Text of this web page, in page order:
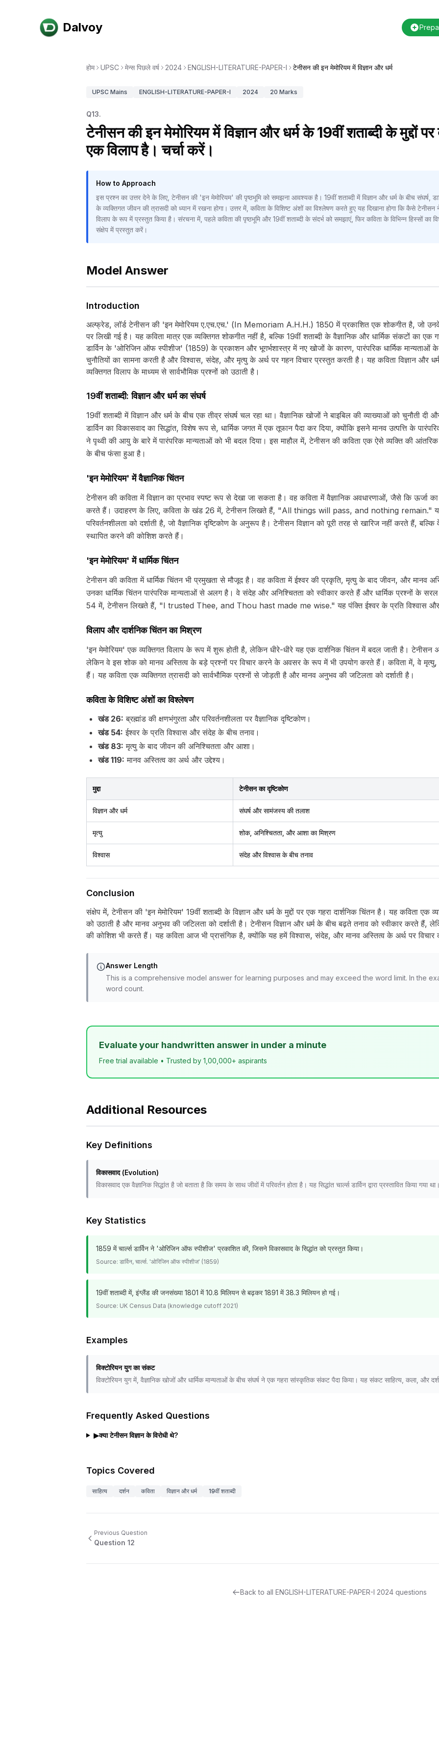
Dalvoy
होम UPSC मेन्स पिछले वर्ष 2024 ENGLISH-LITERATURE-PAPER-I टेनीसन की इन मेमोरियम में विज्ञान और धर्म
UPSC Mains ENGLISH-LITERATURE-PAPER-I 2024 20 Marks
Q13.
टेनीसन की इन मेमोरियम में विज्ञान और धर्म के 19वीं शताब्दी के मुद्दों
एक विलाप है। चर्चा करें।
How to Approach
इस प्रश्न का उत्तर देने के लिए, टेनीसन की 'इन मेमोरियम' की पृष्ठभूमि को समझना आवश्यक है। 19वीं शताब्दी में विज्ञान और धर्म के बीच संघर्ष,
के व्यक्तिगत जीवन की त्रासदी को ध्यान में रखना होगा। उत्तर में, कविता के विशिष्ट अंशों का विश्लेषण करते हुए यह दिखाना होगा कि कैसे
विलाप के रूप में प्रस्तुत किया है। संरचना में, पहले कविता की पृष्ठभूमि और 19वीं शताब्दी के संदर्भ को समझाएं, फिर कविता के विभिन्न हिस्सों
संक्षेप में प्रस्तुत करें।
Model Answer
Introduction
अल्फ्रेड, लॉर्ड टेनीसन की 'इन मेमोरियम ए.एच.एच.' (In Memoriam A.H.H.) 1850 में प्रकाशित एक शोकगीत है, जो
पर लिखी गई है। यह कविता मात्र एक व्यक्तिगत शोकगीत नहीं है, बल्कि 19वीं शताब्दी के वैज्ञानिक और धार्मिक संकटों का एक
डार्विन के 'ओरिजिन ऑफ स्पीशीज' (1859) के प्रकाशन और भूगर्भशास्त्र में नए खोजों के कारण, पारंपरिक धार्मिक मान्यताओं
चुनौतियों का सामना करती है और विश्वास, संदेह, और मृत्यु के अर्थ पर गहन विचार प्रस्तुत करती है। यह कविता विज्ञान और
व्यक्तिगत विलाप के माध्यम से सार्वभौमिक प्रश्नों को उठाती है।
19वीं शताब्दी: विज्ञान और धर्म का संघर्ष
19वीं शताब्दी में विज्ञान और धर्म के बीच एक तीव्र संघर्ष चल रहा था। वैज्ञानिक खोजों ने बाइबिल की व्याख्याओं को चुनौती दी
डार्विन का विकासवाद का सिद्धांत, विशेष रूप से, धार्मिक जगत में एक तूफान पैदा कर दिया, क्योंकि इसने मानव उत्पत्ति के
ने पृथ्वी की आयु के बारे में पारंपरिक मान्यताओं को भी बदल दिया। इस माहौल में, टेनीसन की कविता एक ऐसे व्यक्ति की
के बीच फंसा हुआ है।
'इन मेमोरियम' में वैज्ञानिक चिंतन
टेनीसन की कविता में विज्ञान का प्रभाव स्पष्ट रूप से देखा जा सकता है। वह कविता में वैज्ञानिक अवधारणाओं, जैसे कि ऊर्जा
करते हैं। उदाहरण के लिए, कविता के खंड 26 में, टेनीसन लिखते हैं, "All things will pass, and nothing remain." यह
परिवर्तनशीलता को दर्शाती है, जो वैज्ञानिक दृष्टिकोण के अनुरूप है। टेनीसन विज्ञान को पूरी तरह से खारिज नहीं करते हैं,
स्थापित करने की कोशिश करते हैं।
'इन मेमोरियम' में धार्मिक चिंतन
टेनीसन की कविता में धार्मिक चिंतन भी प्रमुखता से मौजूद है। वह कविता में ईश्वर की प्रकृति, मृत्यु के बाद जीवन, और मानव
उनका धार्मिक चिंतन पारंपरिक मान्यताओं से अलग है। वे संदेह और अनिश्चितता को स्वीकार करते हैं और धार्मिक प्रश्नों के
54 में, टेनीसन लिखते हैं, "I trusted Thee, and Thou hast made me wise." यह पंक्ति ईश्वर के प्रति विश्वास और
विलाप और दार्शनिक चिंतन का मिश्रण
'इन मेमोरियम' एक व्यक्तिगत विलाप के रूप में शुरू होती है, लेकिन धीरे-धीरे यह एक दार्शनिक चिंतन में बदल जाती है। टेनीसन
लेकिन वे इस शोक को मानव अस्तित्व के बड़े प्रश्नों पर विचार करने के अवसर के रूप में भी उपयोग करते हैं। कविता में, वे मृत्यु,
हैं। यह कविता एक व्यक्तिगत त्रासदी को सार्वभौमिक प्रश्नों से जोड़ती है और मानव अनुभव की जटिलता को दर्शाती है।
कविता के विशिष्ट अंशों का विश्लेषण
खंड 26: ब्रह्मांड की क्षणभंगुरता और परिवर्तनशीलता पर वैज्ञानिक दृष्टिकोण।
खंड 54: ईश्वर के प्रति विश्वास और संदेह के बीच तनाव।
खंड 83: मृत्यु के बाद जीवन की अनिश्चितता और आशा।
खंड 119: मानव अस्तित्व का अर्थ और उद्देश्य।
मुद्दा टेनीसन का दृष्टिकोण
विज्ञान और धर्म संघर्ष और सामंजस्य की तलाश
मृत्यु शोक, अनिश्चितता, और आशा का मिश्रण
विश्वास संदेह और विश्वास के बीच तनाव
Conclusion
संक्षेप में, टेनीसन की 'इन मेमोरियम' 19वीं शताब्दी के विज्ञान और धर्म के मुद्दों पर एक गहरा दार्शनिक चिंतन है। यह कविता एक
को उठाती है और मानव अनुभव की जटिलता को दर्शाती है। टेनीसन विज्ञान और धर्म के बीच बढ़ते तनाव को स्वीकार करते हैं,
की कोशिश भी करते हैं। यह कविता आज भी प्रासंगिक है, क्योंकि यह हमें विश्वास, संदेह, और मानव अस्तित्व के अर्थ पर
Answer Length
This is a comprehensive model answer for learning purposes and may exceed the word limit. In the
word count.
Evaluate your handwritten answer in under a minute
Free trial available • Trusted by 1,00,000+ aspirants
Additional Resources
Key Definitions
विकासवाद (Evolution)
विकासवाद एक वैज्ञानिक सिद्धांत है जो बताता है कि समय के साथ जीवों में परिवर्तन होता है। यह सिद्धांत चार्ल्स डार्विन द्वारा प्रस्तावित किया गया
Key Statistics
1859 में चार्ल्स डार्विन ने 'ओरिजिन ऑफ स्पीशीज' प्रकाशित की, जिसने विकासवाद के सिद्धांत को प्रस्तुत किया।
Source: डार्विन, चार्ल्स. 'ओरिजिन ऑफ स्पीशीज' (1859)
19वीं शताब्दी में, इंग्लैंड की जनसंख्या 1801 में 10.8 मिलियन से बढ़कर 1891 में 38.3 मिलियन हो गई।
Source: UK Census Data (knowledge cutoff 2021)
Examples
विक्टोरियन युग का संकट
विक्टोरियन युग में, वैज्ञानिक खोजों और धार्मिक मान्यताओं के बीच संघर्ष ने एक गहरा सांस्कृतिक संकट पैदा किया। यह संकट साहित्य, कला, और
Frequently Asked Questions
▶क्या टेनीसन विज्ञान के विरोधी थे?
Topics Covered
साहित्य दर्शन कविता विज्ञान और धर्म 19वीं शताब्दी
Previous Question
Question 12
Back to all ENGLISH-LITERATURE-PAPER-I 2024questions